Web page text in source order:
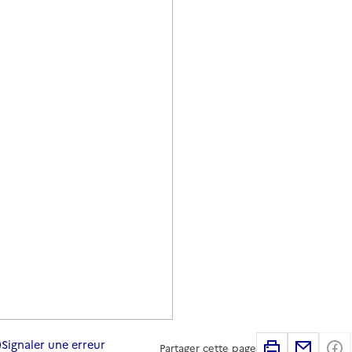
Signaler une erreur Partager cette page Imprimer